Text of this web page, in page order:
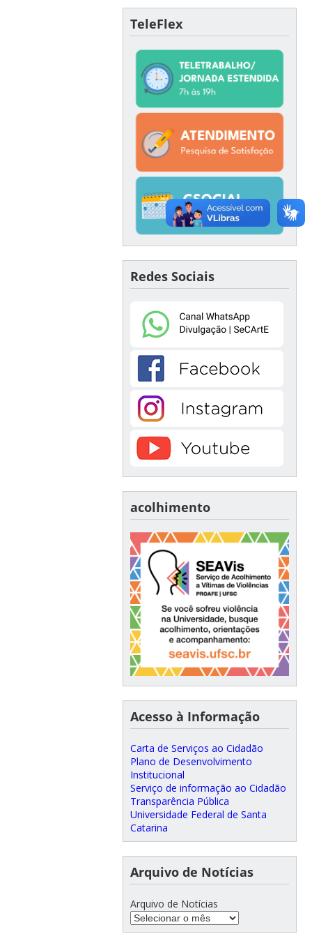
TeleFlex
Redes Sociais
acolhimento
Acesso à Informação
Carta de Serviços ao Cidadão
Plano de Desenvolvimento
Institucional
Serviço de informação ao Cidadão
Transparência Pública
Universidade Federal de Santa
Catarina
Arquivo de Notícias
Arquivo de Notícias